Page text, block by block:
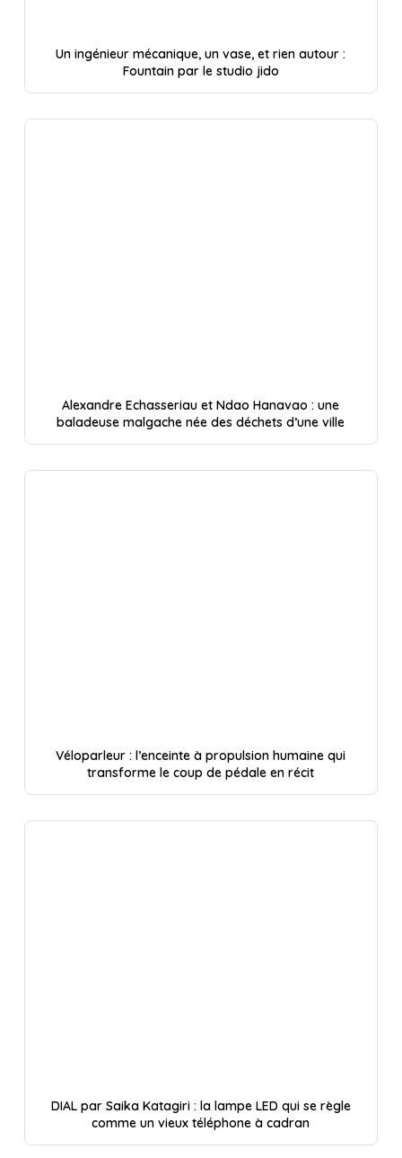
Un ingénieur mécanique, un vase, et rien autour :
Fountain par le studio jido
Alexandre Echasseriau et Ndao Hanavao : une
baladeuse malgache née des déchets d’une ville
Véloparleur : l’enceinte à propulsion humaine qui
transforme le coup de pédale en récit
DIAL par Saika Katagiri : la lampe LED qui se règle
comme un vieux téléphone à cadran